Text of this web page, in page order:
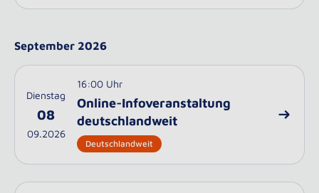
September 2026
Dienstag
08
09.2026
16:00 Uhr
Online-Infoveranstaltung
deutschlandweit
Deutschlandweit